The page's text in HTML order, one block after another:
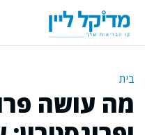
לתוכן
בית
מה עושה